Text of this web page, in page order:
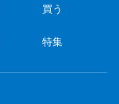
買う
特集